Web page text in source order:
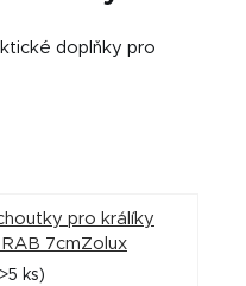
doplňky pro
pro králíky
RAB 7cmZolux
ks)